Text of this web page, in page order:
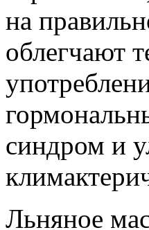
на
облегчают
синдром и
Льняное